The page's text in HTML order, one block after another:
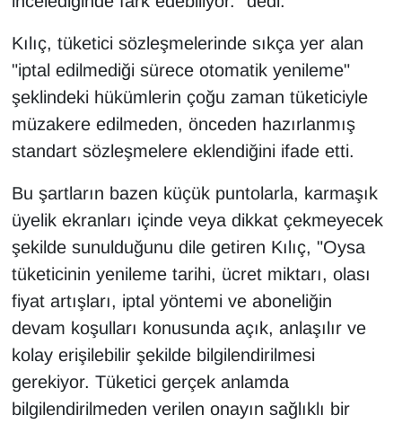
Kılıç, tüketici sözleşmelerinde sıkça yer alan
"iptal edilmediği sürece otomatik yenileme"
şeklindeki hükümlerin çoğu zaman tüketiciyle
müzakere edilmeden, önceden hazırlanmış
standart sözleşmelere eklendiğini ifade etti.
Bu şartların bazen küçük puntolarla, karmaşık
üyelik ekranları içinde veya dikkat çekmeyecek
şekilde sunulduğunu dile getiren Kılıç, "Oysa
tüketicinin yenileme tarihi, ücret miktarı, olası
fiyat artışları, iptal yöntemi ve aboneliğin
devam koşulları konusunda açık, anlaşılır ve
kolay erişilebilir şekilde bilgilendirilmesi
gerekiyor. Tüketici gerçek anlamda
bilgilendirilmeden verilen onayın sağlıklı bir